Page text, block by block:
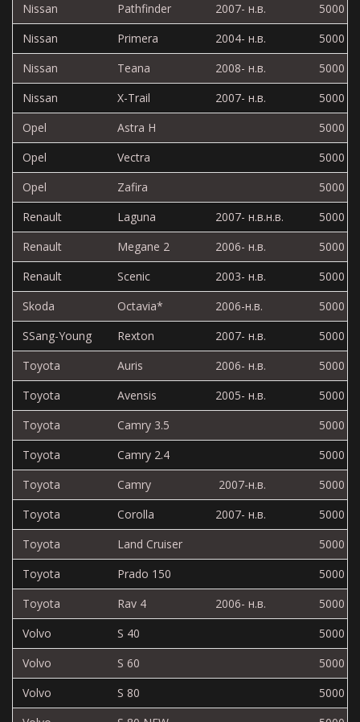
Nissan
Pathfinder 2007- н.в.
5000
Nissan
Primera 2004- н.в.
5000
Nissan
Teana 2008- н.в.
5000
Nissan
X-Trail 2007- н.в.
5000
Opel
Astra H
5000
Opel
Vectra
5000
Opel
Zafira
5000
Renault
Laguna 2007- н.в.н.в.
5000
Renault
Megane 2 2006- н.в.
5000
Renault
Scenic 2003- н.в.
5000
Skoda
Octavia* 2006-н.в.
5000
SSang-Young
Rexton 2007- н.в.
5000
Toyota
Auris 2006- н.в.
5000
Toyota
Avensis 2005- н.в.
5000
Toyota
Camry 3.5
5000
Toyota
Camry 2.4
5000
Toyota
Camry 2007-н.в.
5000
Toyota
Corolla 2007- н.в.
5000
Toyota
Land Cruiser
5000
Toyota
Prado 150
5000
Toyota
Rav 4 2006- н.в.
5000
Volvo
S 40
5000
Volvo
S 60
5000
Volvo
S 80
5000